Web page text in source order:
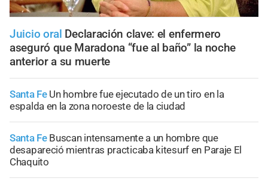
Juicio oral Declaración clave: el enfermero
aseguró que Maradona “fue al baño” la noche
anterior a su muerte
Santa Fe Un hombre fue ejecutado de un tiro en la
espalda en la zona noroeste de la ciudad
Santa Fe Buscan intensamente a un hombre que
desapareció mientras practicaba kitesurf en Paraje El
Chaquito